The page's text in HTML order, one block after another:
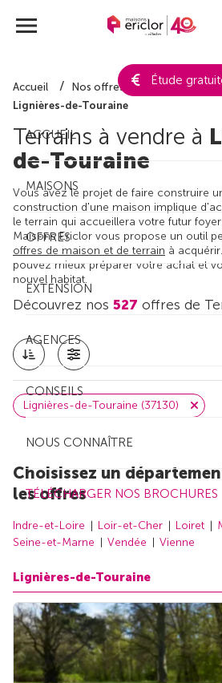
Étude
ACCUEIL
MAISONS
OFFRES
EXTENSION
AGENCES
CONSEILS
NOUS CONNAÎTRE
TÉLÉCHARGER NOS BROCHURES
Accueil Nos offres de terrain
Lignières-de-Touraine
Terrains à vendre à
de-Touraine
Vous avez le projet de faire construire
construction d'une maison implique
le terrain qui accueillera votre futur
Maisons Ericlor vous propose un outil
offres de maison et de terrain à
pouvez mieux préparer votre achat et
nouvel habitat.
Découvrez nos 527 offres de
Lignières-de-Touraine (37130)
Choisissez un
les offres
Indre-et-Loire Loir-et-Cher Loiret
Seine-et-Marne
Vendée Vienne
Lignières-de-Touraine